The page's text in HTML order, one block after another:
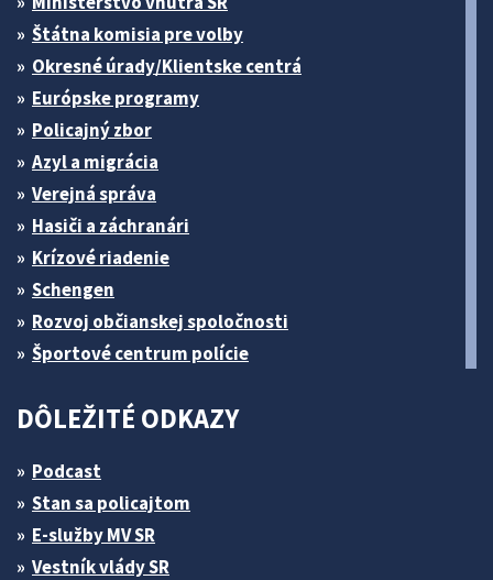
Štátna komisia pre volby
Okresné úrady/Klientske centrá
Európske programy
Policajný zbor
Azyl a migrácia
Verejná správa
Hasiči a záchranári
Krízové riadenie
Schengen
Rozvoj občianskej spoločnosti
Športové centrum polície
DÔLEŽITÉ ODKAZY
Podcast
Stan sa policajtom
E-služby MV SR
Vestník vlády SR